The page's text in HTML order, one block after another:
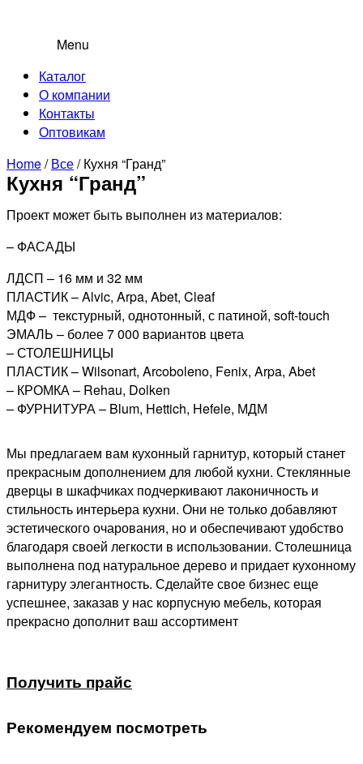
Menu
Каталог
О компании
Контакты
Оптовикам
Home/Все/ Кухня “Гранд”
Кухня “Гранд”
Проект может быть выполнен из материалов:
– ФАСАДЫ
ЛДСП – 16 мм и 32 мм
ПЛАСТИК – Alvic, Arpa, Abet, Cleaf
МДФ – текстурный, однотонный, с патиной, soft-touch
ЭМАЛЬ – более 7 000 вариантов цвета
– СТОЛЕШНИЦЫ
ПЛАСТИК – Wilsonart, Arcoboleno, Fenix, Arpa, Abet
– КРОМКА – Rehau, Dolken
– ФУРНИТУРА – Blum, Hettich, Hefele, МДМ
Мы предлагаем вам кухонный гарнитур, который станет
прекрасным дополнением для любой кухни. Стеклянные
дверцы в шкафчиках подчеркивают лаконичность и
стильность интерьера кухни. Они не только добавляют
эстетического очарования, но и обеспечивают удобство
благодаря своей легкости в использовании. Столешница
выполнена под натуральное дерево и придает кухонному
гарнитуру элегантность. Сделайте свое бизнес еще
успешнее, заказав у нас корпусную мебель, которая
прекрасно дополнит ваш ассортимент
Получить прайс
Рекомендуем посмотреть